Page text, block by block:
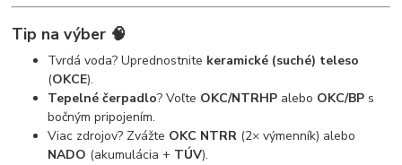
Tip na výber 🧠
Tvrdá voda? Uprednostnite keramické (suché) teleso
(OKCE).
Tepelné čerpadlo? Voľte OKC/NTRHP alebo OKC/BP s
bočným pripojením.
Viac zdrojov? Zvážte OKC NTRR (2× výmenník) alebo
NADO (akumulácia + TÚV).